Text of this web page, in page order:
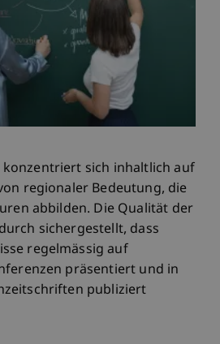
konzentriert sich inhaltlich auf
regionaler Bedeutung, die
abbilden. Die Qualität der
sichergestellt, dass
regelmässig auf
präsentiert und in
publiziert